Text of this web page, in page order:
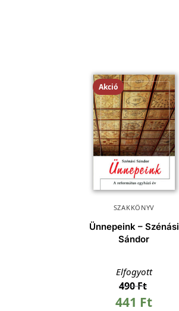
Akció
SZAKKÖNYV
Ünnepeink – Szénási
Sándor
Elfogyott
490Ft
441 Ft